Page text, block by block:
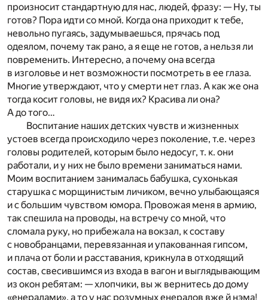
произносит стандартную для нас, людей, фразу: — Ну, ты
готов? Пора идти со мной. Когда она приходит к тебе,
невольно пугаясь, задумываешься, прячась под
одеялом, почему так рано, а я еще не готов, а нельзя ли
повременить. Интересно, а почему она всегда
в изголовье и нет возможности посмотреть в ее глаза.
Многие утверждают, что у смерти нет глаз. А как же она
тогда косит головы, не видя их? Красива ли она?
А до того…
Воспитание наших детских чувств и жизненных
устоев всегда происходило через поколение, т.е. через
головы родителей, которым было недосуг, т. к. они
работали, и у них не было времени заниматься нами.
Моим воспитанием занималась бабушка, сухонькая
старушка с морщинистым личиком, вечно улыбающаяся
и с большим чувством юмора. Провожая меня в армию,
так спешила на проводы, на встречу со мной, что
сломала руку, но прибежала на вокзал, к составу
с новобранцами, перевязанная и упакованная гипсом,
и плача от боли и расставания, крикнула в отходящий
состав, свесившимся из входа в вагон и выглядывающим
из окон ребятам: — хлопчики, вы ж вернитесь до дому
«енералами», а то у нас розумных енералов вже й нэма!